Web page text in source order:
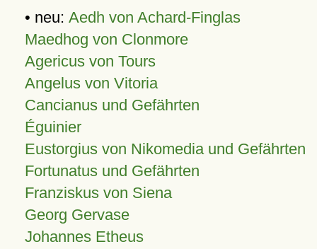
• neu: Aedh von Achard-Finglas
Maedhog von Clonmore
Agericus von Tours
Angelus von Vitoria
Cancianus und Gefährten
Éguinier
Eustorgius von Nikomedia und Gefährten
Fortunatus und Gefährten
Franziskus von Siena
Georg Gervase
Johannes Etheus